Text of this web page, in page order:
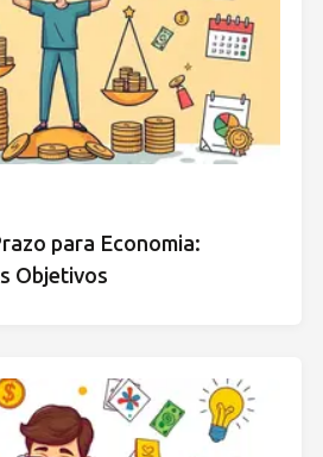
para Economia:
Objetivos